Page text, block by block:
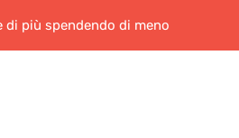
di più spendendo di meno